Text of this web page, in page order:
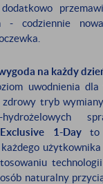
dodatkowo
- codziennie
na każdy
uwodnienia dla
tryb
hydrożelowych
1-Dayto
użytkownika
naturalny